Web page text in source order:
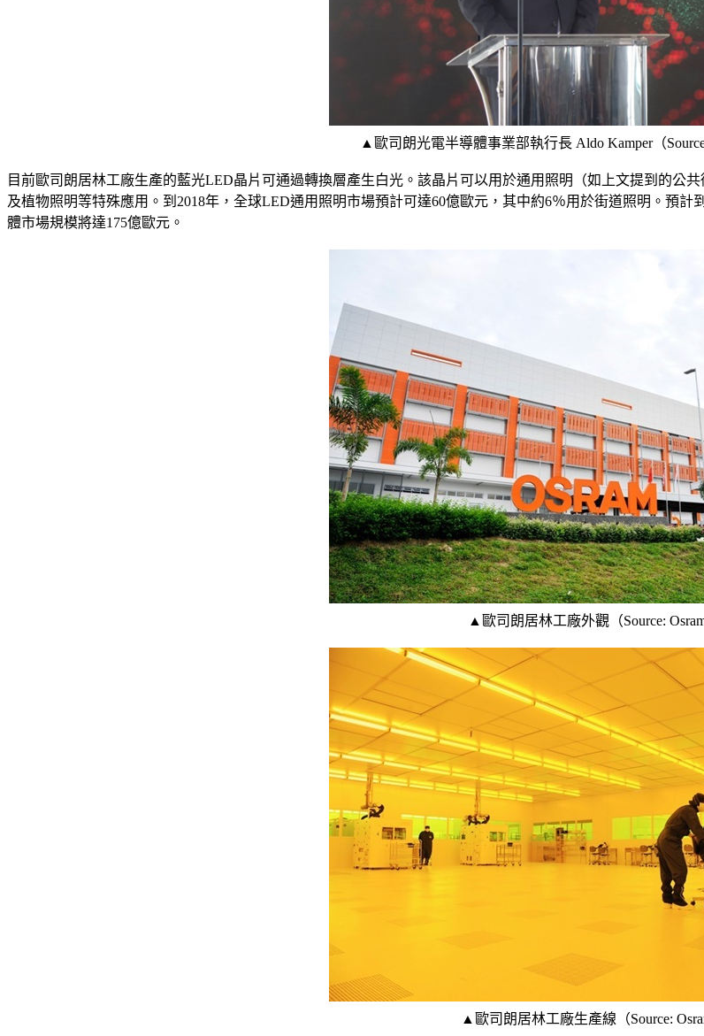
▲歐司朗光電半導體事業部執行長 Aldo Kamper（
目前歐司朗居林工廠生產的藍光LED晶片可通過轉換層產生白光。該晶片可以用於通用照明（如上文提到的公
及植物照明等特殊應用。到2018年，全球LED通用照明市場預計可達60億歐元，其中約6％用於街道照明。預
體市場規模將達175億歐元。
▲歐司朗居林工廠外觀（Source: Osram
▲歐司朗居林工廠生產線（Source: